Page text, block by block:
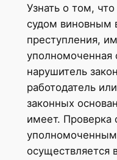
Узнать о том,
судом виновным
преступления,
уполномоченная
нарушитель
работодатель
законных
имеет. Проверка
осуществляется